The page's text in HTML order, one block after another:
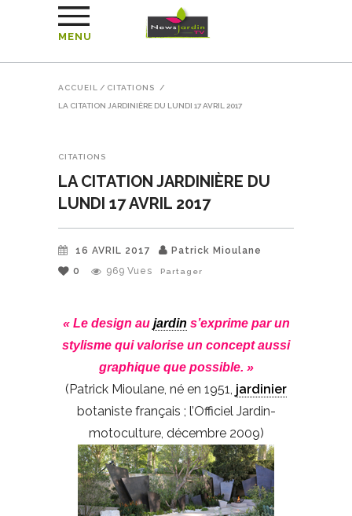
MENU
ACCUEIL / CITATIONS /
LA CITATION JARDINIÈRE DU LUNDI 17 AVRIL 2017
CITATIONS
LA CITATION JARDINIÈRE DU
LUNDI 17 AVRIL 2017
16 AVRIL 2017
Patrick Mioulane
0
969 Vues Partager
« Le design au jardin s’exprime par un
stylisme qui valorise un concept aussi
graphique que possible. »
(Patrick Mioulane, né en 1951, jardinier
botaniste français ; l’Officiel Jardin-
motoculture, décembre 2009)